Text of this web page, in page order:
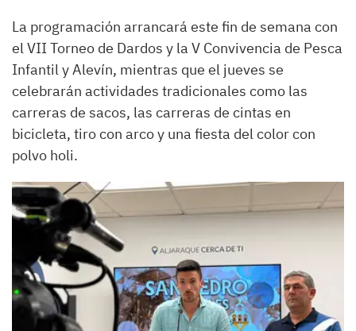
La programación arrancará este fin de semana con
el VII Torneo de Dardos y la V Convivencia de Pesca
Infantil y Alevín, mientras que el jueves se
celebrarán actividades tradicionales como las
carreras de sacos, las carreras de cintas en
bicicleta, tiro con arco y una fiesta del color con
polvo holi.